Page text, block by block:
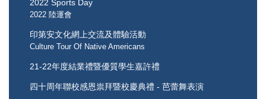
2022 Sports Day
2022 陸運會
印第安文化網上交流及體驗活動
Culture Tour Of Native Americans
21-22年度結業禮暨優質學生嘉許禮
四十周年聯校感恩祟拜暨校慶典禮 - 芭蕾舞表演